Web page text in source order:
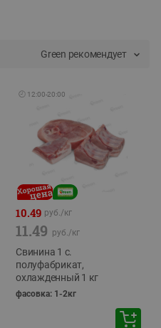
Green рекомендует
🕘 12:00-20:00
10.49 руб./кг
11.49 руб./кг
Свинина 1 с.
полуфабрикат,
охлажденный 1 кг
фасовка: 1-2кг